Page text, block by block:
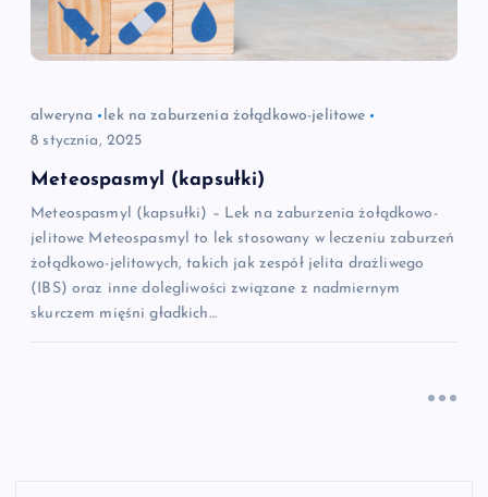
alweryna
lek na zaburzenia żołądkowo-jelitowe
8 stycznia, 2025
Meteospasmyl (kapsułki)
Meteospasmyl (kapsułki) – Lek na zaburzenia żołądkowo-
jelitowe Meteospasmyl to lek stosowany w leczeniu zaburzeń
żołądkowo-jelitowych, takich jak zespół jelita drażliwego
(IBS) oraz inne dolegliwości związane z nadmiernym
skurczem mięśni gładkich…